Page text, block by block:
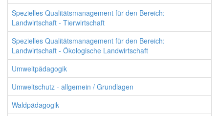
Spezielles Qualitätsmanagement für den Bereich:
Landwirtschaft - Tierwirtschaft
Spezielles Qualitätsmanagement für den Bereich:
Landwirtschaft - Ökologische Landwirtschaft
Umweltpädagogik
Umweltschutz - allgemein / Grundlagen
Waldpädagogik